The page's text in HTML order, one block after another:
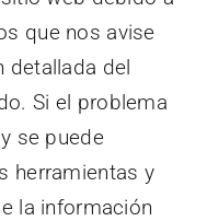
que nos avise
detallada del
Si el problema
se puede
herramientas y
la información